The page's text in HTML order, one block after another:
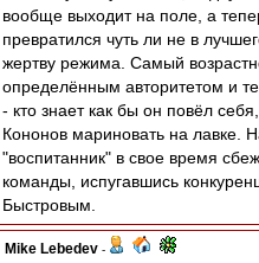
вообще выходит на поле, а
превратился чуть ли не в
жертву режима. Самый
определённым авторитетом и
- кто знает как бы он повёл
Кононов мариновать на лавке.
"воспитанник" в свое время
команды, испугавшись
Быстровым.
Mike Lebedev -